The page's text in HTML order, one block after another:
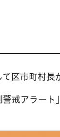
区市町村長
戒アラー